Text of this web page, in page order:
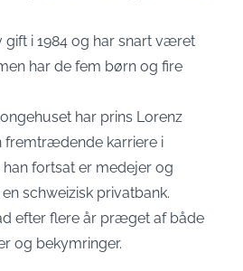
gift i 1984 og har snart været
har de fem børn og fire
har prins Lorenz
fremtrædende karriere i
fortsat er medejer og
schweizisk privatbank.
efter flere år præget af både
og bekymringer.